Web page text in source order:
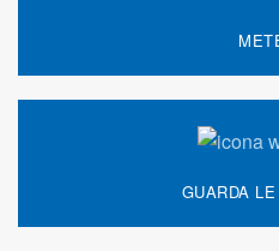
GUARDA